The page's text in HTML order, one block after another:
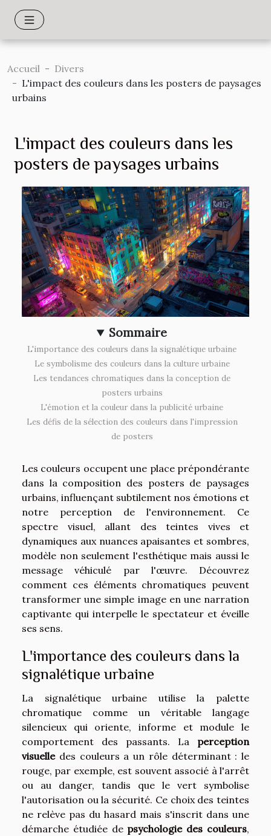
Accueil
Divers
L'impact des couleurs dans les posters de paysages
urbains
L'impact des couleurs dans les
posters de paysages urbains
Sommaire
L'importance des couleurs dans la signalétique urbaine
Le symbolisme des couleurs dans la culture urbaine
Les tendances chromatiques dans la conception de
posters urbains
L'émotion et la couleur dans la publicité urbaine
Les défis de la sélection des couleurs dans l'impression
de posters
Les couleurs occupent une place prépondérante
dans la composition des posters de paysages
urbains, influençant subtilement nos émotions et
notre perception de l'environnement. Ce
spectre visuel, allant des teintes vives et
dynamiques aux nuances apaisantes et sombres,
modèle non seulement l'esthétique mais aussi le
message véhiculé par l'œuvre. Découvrez
comment ces éléments chromatiques peuvent
transformer une simple image en une narration
captivante qui interpelle le spectateur et éveille
ses sens.
L'importance des couleurs dans la
signalétique urbaine
La signalétique urbaine utilise la palette
chromatique comme un véritable langage
silencieux qui oriente, informe et module le
comportement des passants. La perception
visuelledes couleurs a un rôle déterminant : le
rouge, par exemple, est souvent associé à l'arrêt
ou au danger, tandis que le vert symbolise
l'autorisation ou la sécurité. Ce choix des teintes
ne relève pas du hasard mais s'inscrit dans une
démarche étudiée de psychologie des couleurs,